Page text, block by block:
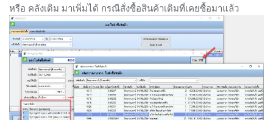
หรือ คลังเดิม มาเพิ่มได้ กรณีสั่งซื้อสินค้าเดิมที่เคยซื้อมาแล้ว